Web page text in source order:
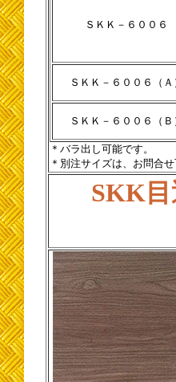
ＳＫＫ－６００６
ＳＫＫ－６００６（Ａ
ＳＫＫ－６００６（Ｂ
＊バラ出し可能です。
＊別注サイズは、お問合せ
SKK